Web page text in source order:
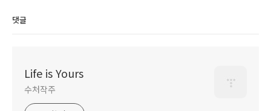
댓글
Life is Yours
수처작주